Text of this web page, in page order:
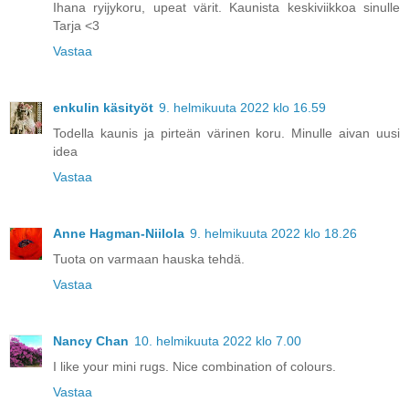
Ihana ryijykoru, upeat värit. Kaunista keskiviikkoa sinulle
Tarja <3
Vastaa
enkulin käsityöt 9. helmikuuta 2022 klo 16.59
Todella kaunis ja pirteän värinen koru. Minulle aivan uusi
idea
Vastaa
Anne Hagman-Niilola 9. helmikuuta 2022 klo 18.26
Tuota on varmaan hauska tehdä.
Vastaa
Nancy Chan 10. helmikuuta 2022 klo 7.00
I like your mini rugs. Nice combination of colours.
Vastaa